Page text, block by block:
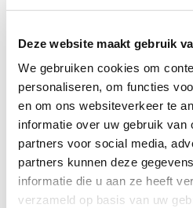
Deze website maakt gebruik
We gebruiken cookies om
personaliseren, om functies
en om ons websiteverkeer te
informatie over uw gebruik van
partners voor social media,
partners kunnen deze
informatie die u aan ze heeft
verzameld op basis van uw
Great to see you're
like to refer you to the
website. There, you can
newspapers in Hernen.
We hope you can get
the best of luck! 🚴‍♂️💨